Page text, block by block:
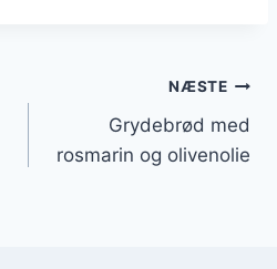
NÆSTE
Grydebrød med
rosmarin og olivenolie